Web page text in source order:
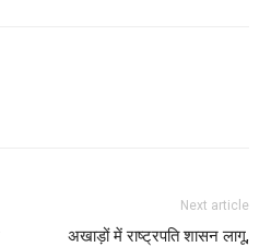
Next article
अखाड़ों में राष्ट्रपति शासन लागू,